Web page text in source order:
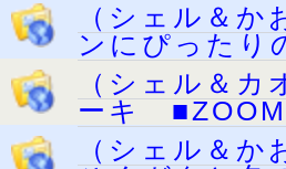
（シェル＆
ンにぴった
（シェル＆
ーキ ■ZOOM
（シェル＆